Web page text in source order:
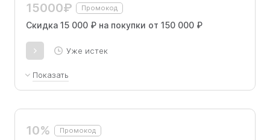
15000₽ Промокод
Скидка 15 000 ₽ на покупки от 150 000 ₽
Уже истек
Показать
сумму от 150 000 ₽ с использованием
10% Промокод